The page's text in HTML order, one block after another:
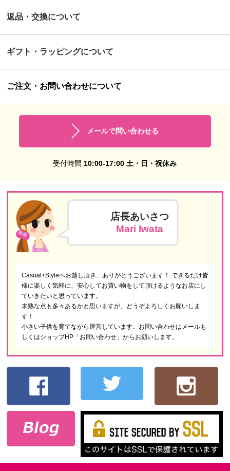
返品・交換について
ギフト・ラッピングについて
ご注文・お問い合わせについて
メールで問い合わせる
受付時間 10:00-17:00 土・日・祝休み
店長あいさつ
Mari Iwata
Casual+Styleへお越し頂き、ありがとうございます！ できるだけ皆
様に楽しく気軽に、安心してお買い物をして頂けるようなお店にし
ていきたいと思っています。
未熟な点も多々あるかと思いますが、どうぞよろしくお願いしま
す！
小さい子供を育てながら運営しています。お問い合わせはメールも
しくはショップHP「お問い合わせ」からお願いします。